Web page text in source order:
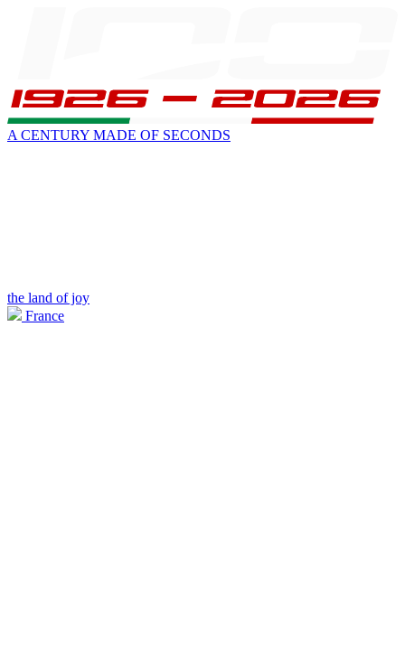
A CENTURY MADE OF SECONDS
the land of joy
France